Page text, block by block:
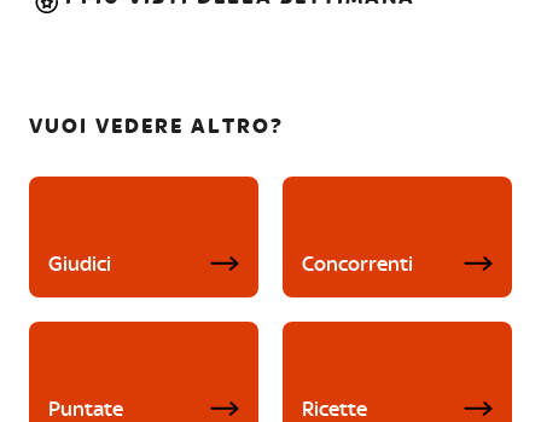
VUOI VEDERE ALTRO?
Giudici Concorrenti
Puntate Ricette